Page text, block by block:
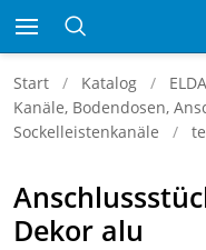
Start Katalog
Kanäle, Bodendosen,
Sockelleistenkanäle
Dekor alu